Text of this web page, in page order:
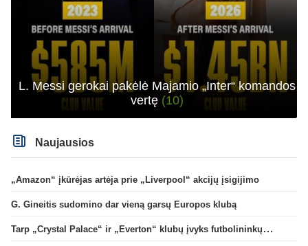
L. Messi gerokai pakėlė Majamio „Inter“ komandos
vertę (10)
Naujausios
„Amazon“ įkūrėjas artėja prie „Liverpool“ akcijų įsigijimo
G. Gineitis sudomino dar vieną garsų Europos klubą
Tarp „Crystal Palace“ ir „Everton“ klubų įvyks futbolininkų mainai